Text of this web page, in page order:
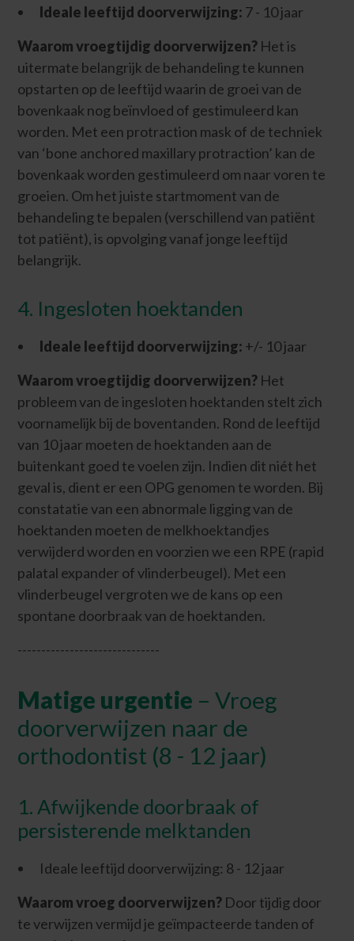
Ideale leeftijd doorverwijzing: 7 - 10 jaar
Waarom vroegtijdig doorverwijzen? Het is
uitermate belangrijk de behandeling te kunnen
opstarten op de leeftijd waarin de groei van de
bovenkaak nog beïnvloed of gestimuleerd kan
worden. Met een protraction mask of de techniek
van ‘bone anchored maxillary protraction’ kan de
bovenkaak worden gestimuleerd om naar voren te
groeien. Om het juiste startmoment van de
behandeling te bepalen (verschillend van patiënt
tot patiënt), is opvolging vanaf jonge leeftijd
belangrijk.
4. Ingesloten hoektanden
Ideale leeftijd doorverwijzing: +/- 10 jaar
Waarom vroegtijdig doorverwijzen? Het
probleem van de ingesloten hoektanden stelt zich
voornamelijk bij de boventanden. Rond de leeftijd
van 10 jaar moeten de hoektanden aan de
buitenkant goed te voelen zijn. Indien dit niét het
geval is, dient er een OPG genomen te worden. Bij
constatatie van een abnormale ligging van de
hoektanden moeten de melkhoektandjes
verwijderd worden en voorzien we een RPE (rapid
palatal expander of vlinderbeugel). Met een
vlinderbeugel vergroten we de kans op een
spontane doorbraak van de hoektanden.
------------------------------
Matige urgentie – Vroeg
doorverwijzen naar de
orthodontist (8 - 12 jaar)
1. Afwijkende doorbraak of
persisterende melktanden
Ideale leeftijd doorverwijzing: 8 - 12 jaar
Waarom vroeg doorverwijzen? Door tijdig door
te verwijzen vermijd je geïmpacteerde tanden of